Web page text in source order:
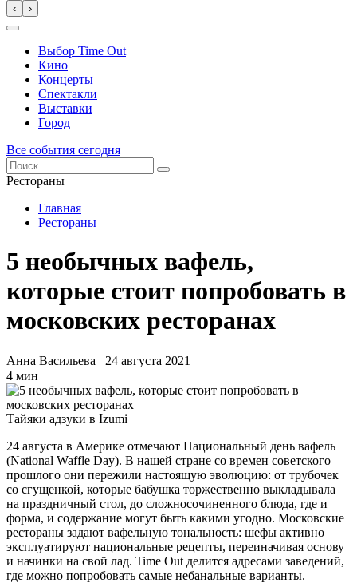
‹ ›
Выбор Time Out
Кино
Концерты
Спектакли
Выставки
Город
Все события сегодня
Рестораны
Главная
Рестораны
5 необычных вафель,
которые стоит попробовать в
московских ресторанах
Анна Васильева
24 августа 2021
4 мин
Тайяки адзуки в Izumi
24 августа в Америке отмечают Национальный день вафель
(National Waffle Day). В нашей стране со времен советского
прошлого они пережили настоящую эволюцию: от трубочек
со сгущенкой, которые бабушка торжественно выкладывала
на праздничный стол, до сложносочиненного блюда, где и
форма, и содержание могут быть какими угодно. Московские
рестораны задают вафельную тональность: шефы активно
эксплуатируют национальные рецепты, переиначивая основу
и начинки на свой лад. Time Out делится адресами заведений,
где можно попробовать самые небанальные варианты.